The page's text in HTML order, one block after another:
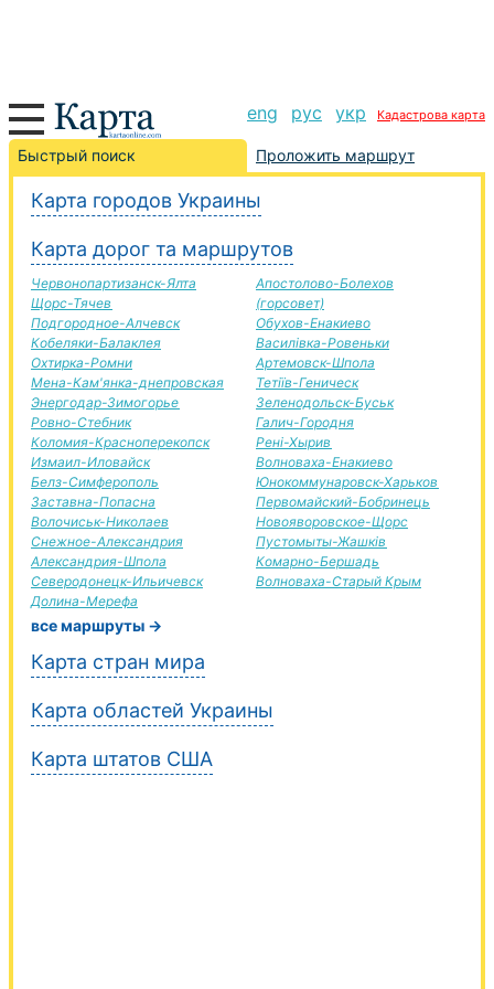
eng рус укр Кадастрова карта
Быстрый поиск Проложить маршрут
Карта городов Украины
Карта дорог та маршрутов
Червонопартизанск-Ялта
Щорс-Тячев
Подгородное-Алчевск
Кобеляки-Балаклея
Охтирка-Ромни
Мена-Кам'янка-днепровская
Энергодар-Зимогорье
Ровно-Стебник
Коломия-Красноперекопск
Измаил-Иловайск
Белз-Симферополь
Заставна-Попасна
Волочиськ-Николаев
Снежное-Александрия
Александрия-Шпола
Северодонецк-Ильичевск
Долина-Мерефа
Апостолово-Болехов
(горсовет)
Обухов-Енакиево
Василівка-Ровеньки
Артемовск-Шпола
Тетіїв-Геническ
Зеленодольск-Буськ
Галич-Городня
Рені-Хырив
Волноваха-Енакиево
Юнокоммунаровск-Харьков
Первомайский-Бобринець
Новояворовское-Щорс
Пустомыты-Жашків
Комарно-Бершадь
Волноваха-Старый Крым
все маршруты →
Карта стран мира
Карта областей Украины
Карта штатов США
Нежин-Мелитополь дорога, маршрут Нежин-
Мелитополь, автомобильная дорога
+
−